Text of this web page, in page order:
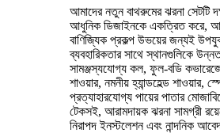
আমাদের নতুন বাথরুমের ঝরনা সেটটি
আধুনিক ডিজাইনকে একত্রিত করে,
বাণিজ্যিক প্রকল্প উভয়ের জন্যই
ব্যবহারিকতার সাথে স্থানগুলিকে
সামঞ্জস্যযোগ্য কল, ফুল-বডি
শাওয়ার, নমনীয় হ্যান্ডহেল্ড শাওয়ার,
প্রত্যাহারযোগ্য পায়ের পাতার
টেকসই, আরামদায়ক ঝরনা সামগ্রী
নিরাপদ ইনস্টলেশন এবং নান্দনিক